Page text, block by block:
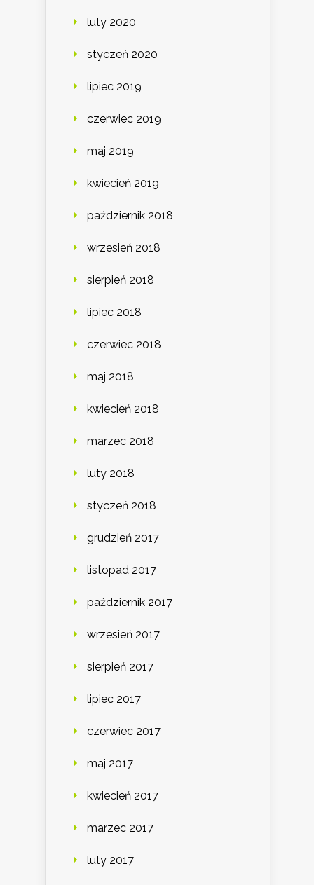
luty 2020
styczeń 2020
lipiec 2019
czerwiec 2019
maj 2019
kwiecień 2019
październik 2018
wrzesień 2018
sierpień 2018
lipiec 2018
czerwiec 2018
maj 2018
kwiecień 2018
marzec 2018
luty 2018
styczeń 2018
grudzień 2017
listopad 2017
październik 2017
wrzesień 2017
sierpień 2017
lipiec 2017
czerwiec 2017
maj 2017
kwiecień 2017
marzec 2017
luty 2017